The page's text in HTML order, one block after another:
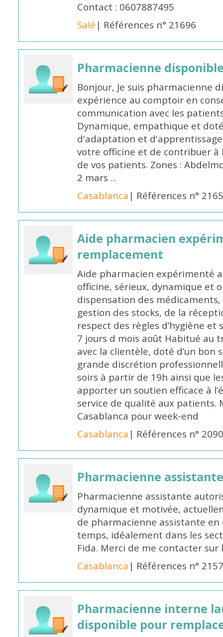
Contact : 0607887495
Salé | Références n° 21696
Pharmacienne
Bonjour, Je suis pharmacienne
expérience au comptoir en
communication avec les
Dynamique, empathique et
d'adaptation et
votre officine et de contribuer
de vos patients. Zones :
2 mars ...
Casablanca | Références n°
Aide pharmacien
remplacement
Aide pharmacien expérimenté
officine, sérieux, dynamique et
dispensation des
gestion des stocks, de la
respect des règles d’hygiène
7 jours d mois août Habitué au
avec la clientèle, doté d’un bon
grande discrétion
soirs à partir de 19h ainsi que
apporter un soutien efficace à
service de qualité aux patients.
Casablanca pour week-end
Casablanca | Références n°
Pharmacienne
Pharmacienne assistante
dynamique et motivée,
de pharmacienne assistante en
temps, idéalement dans les
Fida. Merci de me contacter sur
Casablanca | Références n°
Pharmacienne interne
disponible pour